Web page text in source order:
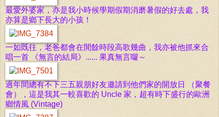
最愛外婆家，亦是我小時候學期假期消磨暑假的好去處，我
亦算是鄉下長大的小孩！
一如既往，老爸都會在閒餘時段高歌幾曲，我亦被他抓來合
唱一首 《無言的結局》...... 果真無言囖～
過年間總有不下三五親朋好友邀請到他們家的開放日 （聚餐
會），這是我其一較喜歡的 Uncle 家，超有時下盛行的歐洲
鄉情風 (Vintage)